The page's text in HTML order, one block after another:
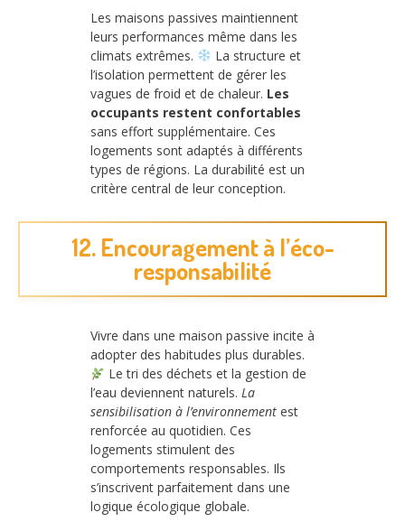
Les maisons passives maintiennent
leurs performances même dans les
climats extrêmes.
La structure et
l’isolation permettent de gérer les
vagues de froid et de chaleur. Les
occupants restent confortables
sans effort supplémentaire. Ces
logements sont adaptés à différents
types de régions. La durabilité est un
critère central de leur conception.
12. Encouragement à l’éco-
responsabilité
Vivre dans une maison passive incite à
adopter des habitudes plus durables.
Le tri des déchets et la gestion de
l’eau deviennent naturels. La
sensibilisation à l’environnement est
renforcée au quotidien. Ces
logements stimulent des
comportements responsables. Ils
s’inscrivent parfaitement dans une
logique écologique globale.